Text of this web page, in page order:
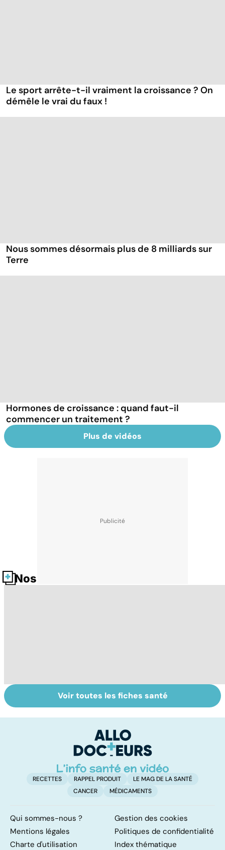
Le sport arrête-t-il vraiment la croissance ? On
démêle le vrai du faux !
Nous sommes désormais plus de 8 milliards sur
Terre
Hormones de croissance : quand faut-il
commencer un traitement ?
Plus de vidéos
Nos fiches santé
Relancer la
croissance
Néonatologie :
aux petits soins
prématurés
Voir toutes les fiches santé
RECETTES RAPPEL PRODUIT
LE MAG DE LA SANTÉ
CANCER
MÉDICAMENTS
Qui sommes-nous ?
Gestion des cookies
Mentions légales
Politiques de confidentialité
Charte d'utilisation
Index thématique